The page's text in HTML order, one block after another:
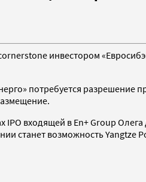
инвестором
потребуется
IPO входящей в En+ Group
станет возможность Yangtze